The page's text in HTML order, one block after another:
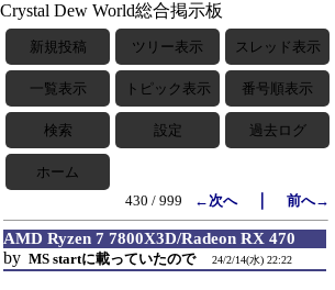
Crystal Dew World総合掲示板
新規投稿 ツリー表示 スレッド表示
一覧表示 トピック表示 番号順表示
検索 設定 過去ログ
ホーム
430 / 999
←次へ｜ 前へ→
AMD Ryzen 7 7800X3D/Radeon RX 470
by MS startに載っていたので 24/2/14(水) 22:22